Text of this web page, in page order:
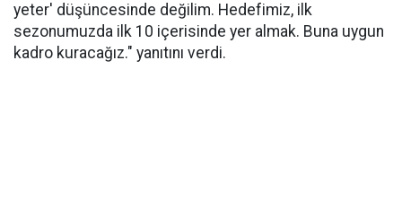
yeter' düşüncesinde değilim. Hedefimiz, ilk
sezonumuzda ilk 10 içerisinde yer almak. Buna uygun
kadro kuracağız." yanıtını verdi.